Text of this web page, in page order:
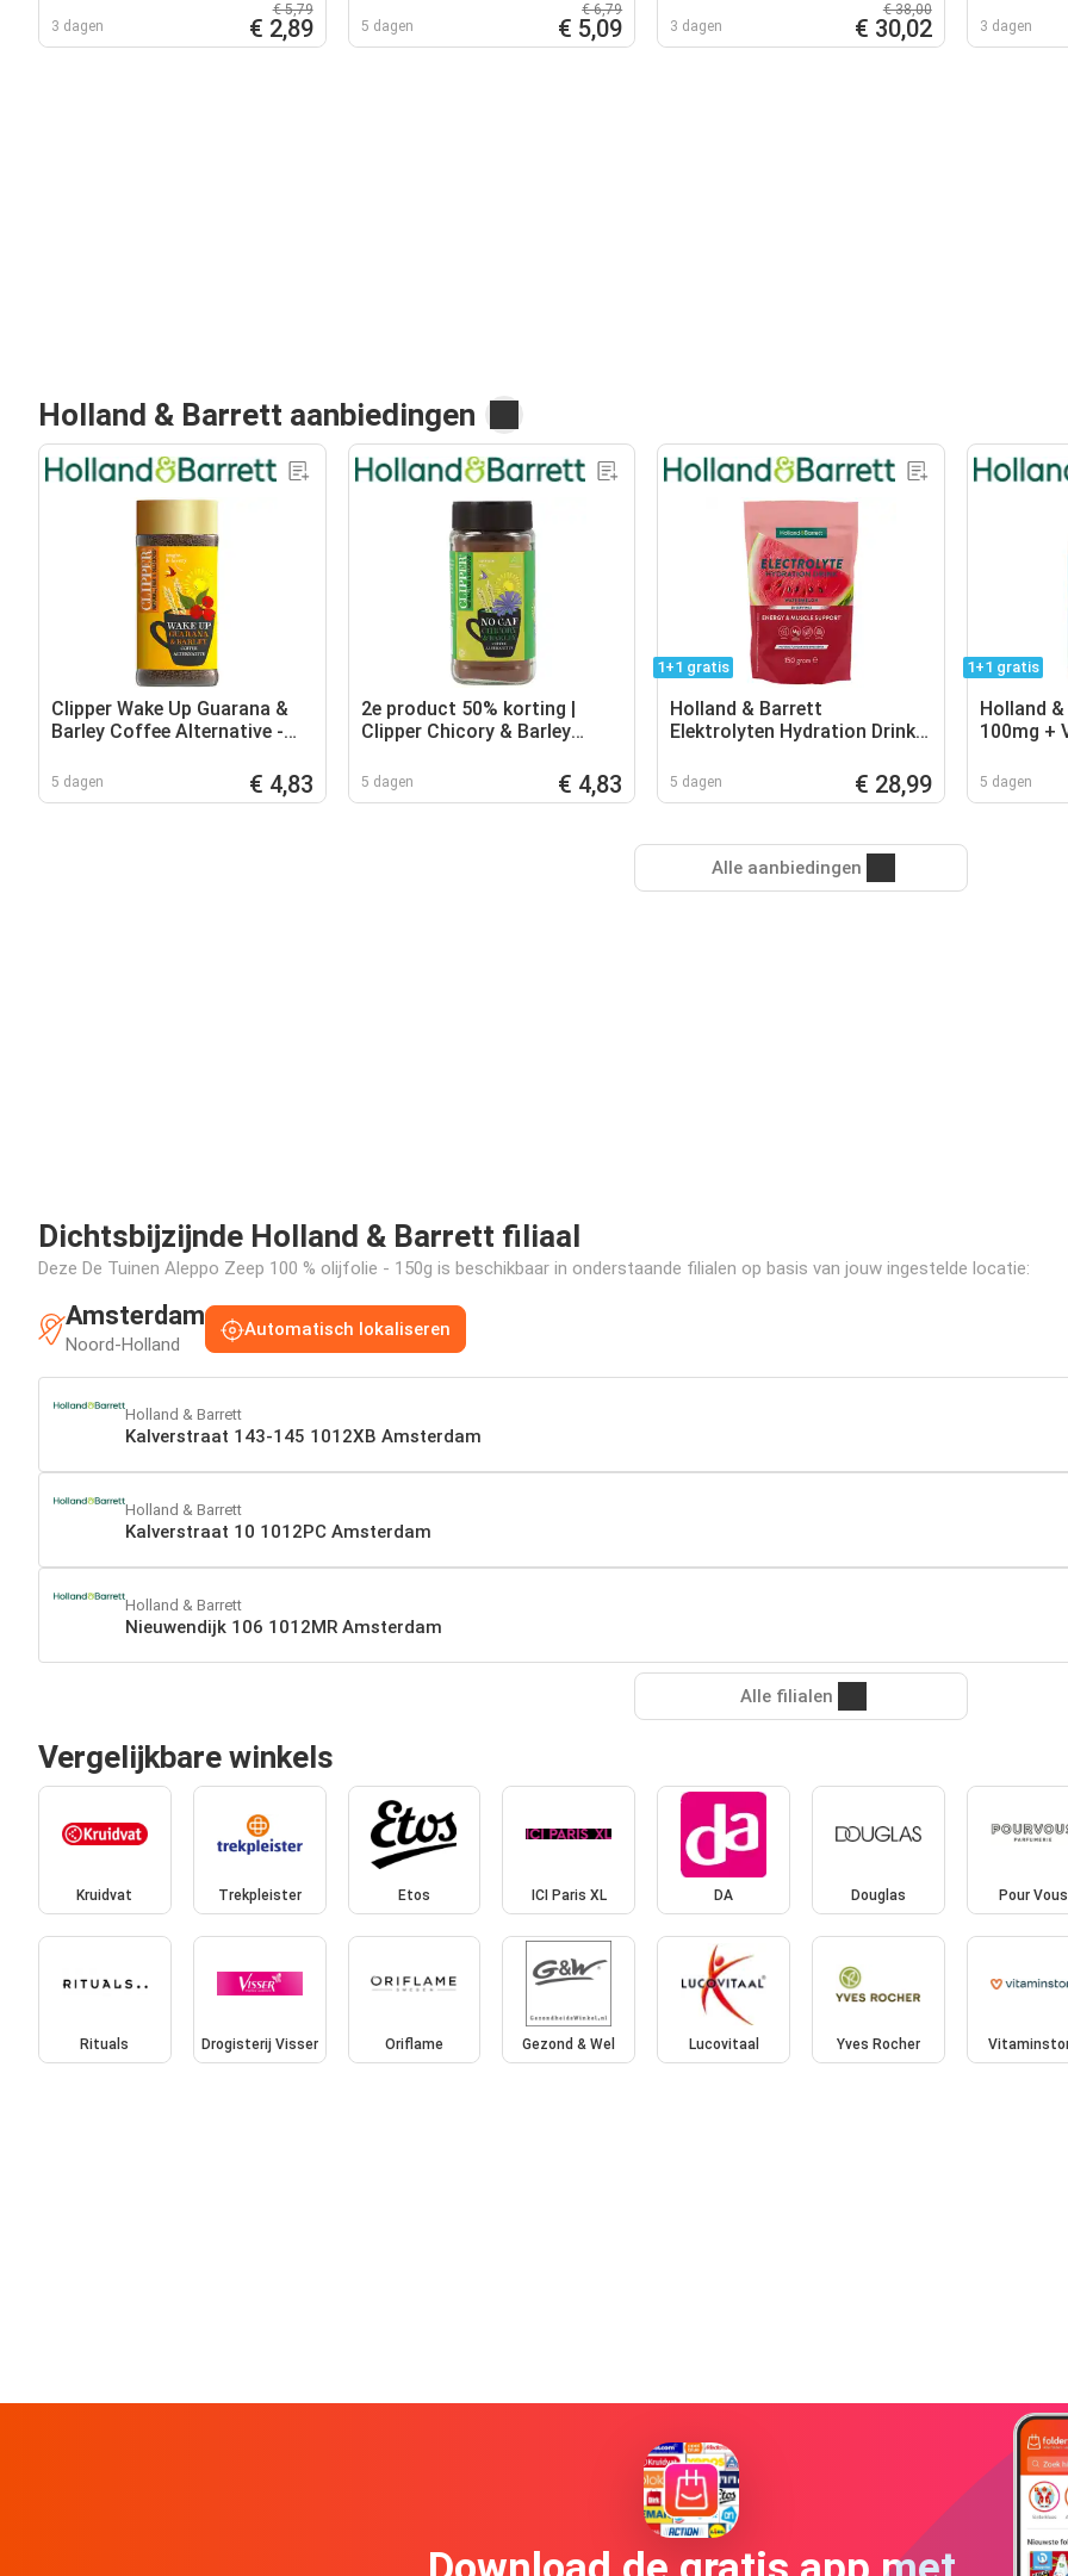
3 dagen
€ 5,79
€ 2,89 5 dagen
€ 6,79
€ 5,09 3 dagen
€ 38,00
€ 30,02 3 dagen
Holland & Barrett aanbiedingen
Clipper Wake Up Guarana &
Barley Coffee Alternative -
5 dagen € 4,83
2e product 50% korting |
Clipper Chicory & Barley
5 dagen € 4,83
1+1 gratis
Holland & Barrett
Elektrolyten Hydration Drink
porties)
5 dagen € 28,99
1+1 gratis
Holland
100mg +
5 dagen
Alle aanbiedingen
Dichtsbijzijnde Holland & Barrett filiaal
Deze De Tuinen Aleppo Zeep 100 % olijfolie - 150g is beschikbaar in onderstaande filialen op basis van jouw ingestelde locatie:
Amsterdam
Noord-Holland
Automatisch lokaliseren
Holland & Barrett
Kalverstraat 143-145 1012XB Amsterdam
Holland & Barrett
Kalverstraat 10 1012PC Amsterdam
Holland & Barrett
Nieuwendijk 106 1012MR Amsterdam
Alle filialen
Vergelijkbare winkels
Kruidvat Trekpleister Etos ICI Paris XL DA Douglas Pour Vous
Rituals Drogisterij Visser Oriflame Gezond & Wel Lucovitaal Yves Rocher